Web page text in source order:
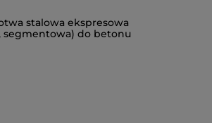
stalowa ekspresowa
segmentowa) do betonu